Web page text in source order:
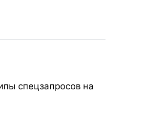
спецзапросов на